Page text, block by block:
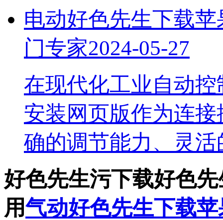
电动好色先生下载苹
门专家2024-05-27
在现代化工业自动控
安装网页版作为连接
确的调节能力、灵
好色先生污下载好色
用气动好色先生下载